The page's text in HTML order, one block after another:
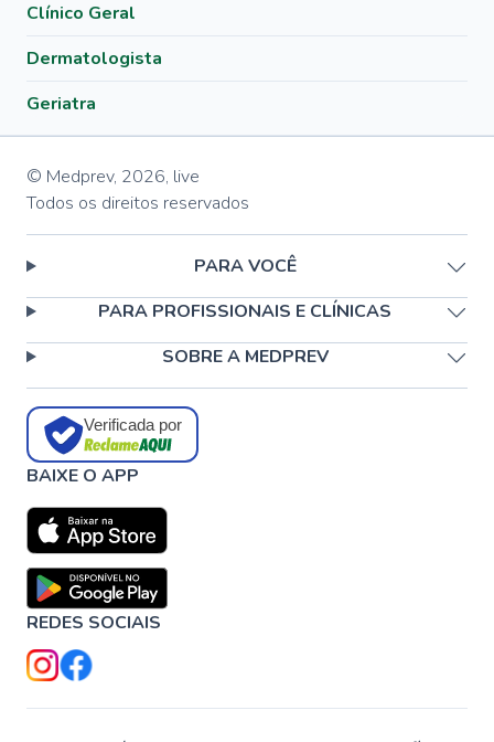
Clínico Geral
Dermatologista
Geriatra
© Medprev, 2026, live
Todos os direitos reservados
PARA VOCÊ
PARA PROFISSIONAIS E CLÍNICAS
SOBRE A MEDPREV
Verificada por
BAIXE O APP
REDES SOCIAIS